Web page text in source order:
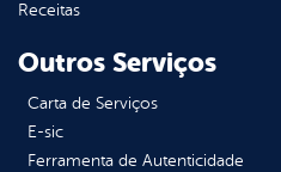
Receitas
Outros Serviços
Carta de Serviços
E-sic
Ferramenta de Autenticidade